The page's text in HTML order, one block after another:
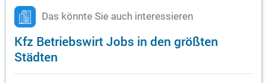
Das könnte Sie auch interessieren
Kfz Betriebswirt Jobs in den größten
Städten